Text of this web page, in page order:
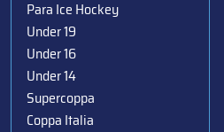
Para Ice Hockey
Under 19
Under 16
Under 14
Supercoppa
Coppa Italia